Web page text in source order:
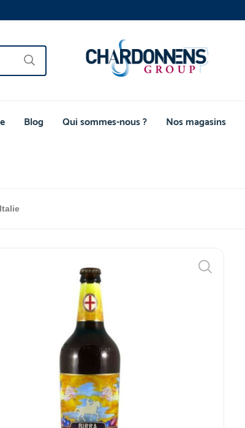
Blog Qui sommes-nous ? Nos magasins